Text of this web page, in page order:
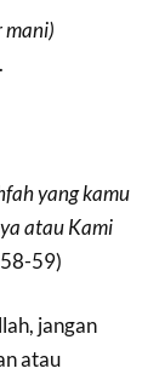
mani)
yang kamu
atau Kami
59)
jangan
atau